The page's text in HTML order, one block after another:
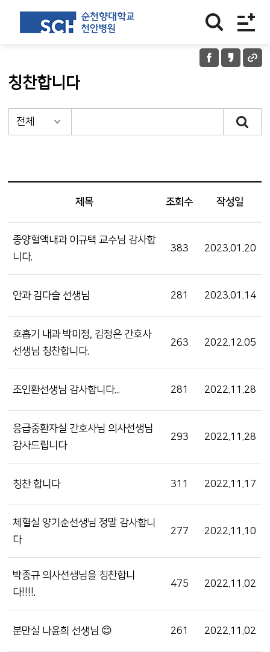
칭찬합니다
제목 조회수 작성일
종양혈액내과 이규택 교수님 감사합
니다.
383 2023.01.20
안과 김다슬 선생님 281 2023.01.14
호흡기 내과 박미정, 김정은 간호사
선생님 칭찬합니다.
263 2022.12.05
조인환선생님 감사합니다... 281 2022.11.28
응급중환자실 간호사님 의사선생님
감사드립니다
293 2022.11.28
칭찬 합니다 311 2022.11.17
체혈실 양기순선생님 정말 감사합니
다
277 2022.11.10
박종규 의사선생님을 칭찬합니
다!!!!.
475 2022.11.02
분만실 나윤희 선생님 😊 261 2022.11.02